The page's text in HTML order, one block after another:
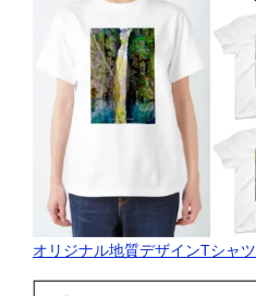
オリジナル地質デザインTシャツ